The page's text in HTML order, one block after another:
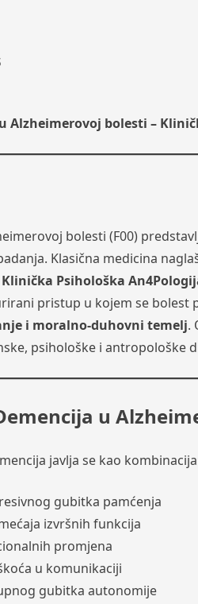
Alzheimerovoj bolesti –
bolesti (F00)
Klasična medicina
Klinička Psihološka
pristup u kojem se bolest
i moralno-duhovni temelj.
psihološke i antropološke
u
javlja se kao
gubitka pamćenja
izvršnih funkcija
promjena
u komunikaciji
gubitka autonomije